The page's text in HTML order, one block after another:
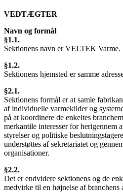
VEDTÆGTER
Navn og formål
§1.1.
Sektionens navn er VELTEK Varme.
§1.2.
Sektionens hjemsted er samme
§2.1.
Sektionens formål er at samle
af individuelle varmekilder og
på at koordinere de enkeltes
merkantile interesser for herigennem
styrelser og politiske
understøttes af sekretariatet og
organisationer.
§2.2.
Det er endvidere sektionens og de
medvirke til en højnelse af branchens